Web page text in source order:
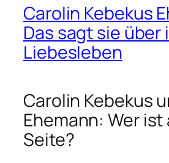
Carolin Kebekus
Das sagt sie über
Liebesleben
Carolin Kebekus
Ehemann: Wer
Seite?